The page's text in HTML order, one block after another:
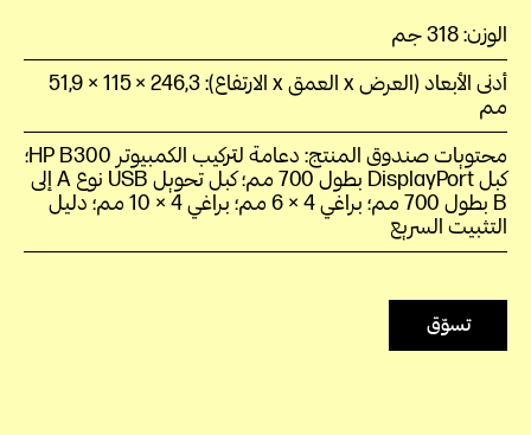
الوزن: 318‏ جم
أدنى الأبعاد (العرض x العمق x الارتفاع): 246,3 × 115 × 51,9
مم
محتويات صندوق المنتج: دعامة لتركيب الكمبيوتر HP B300‎؛
كبل DisplayPort بطول 700 مم؛ كبل تحويل USB نوع A إلى
B بطول 700 مم؛ براغي 4 × 6 مم؛ براغي 4 × 10 مم؛ دليل
التثبيت السريع
تسوّق